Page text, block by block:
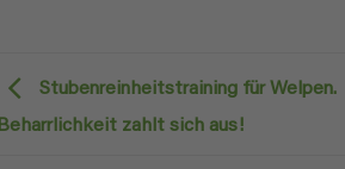
Stubenreinheitstraining für Welpen.
Beharrlichkeit zahlt sich aus!